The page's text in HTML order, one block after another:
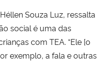
Souza Luz, ressalta
social é uma das
com TEA. “Ele [o
exemplo, a fala e outras